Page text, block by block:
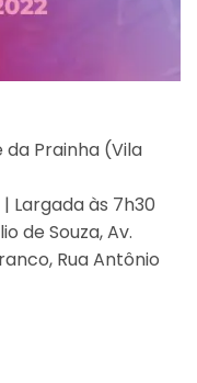
da Prainha (Vila
Largada às 7h30
de Souza, Av.
Rua Antônio